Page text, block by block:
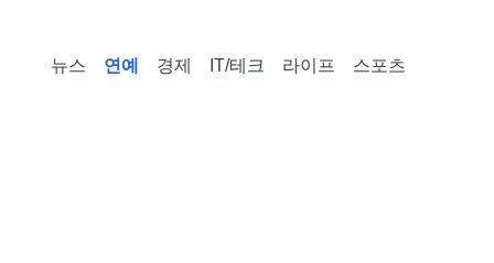
뉴스 연예 경제 IT/테크 라이프 스포츠